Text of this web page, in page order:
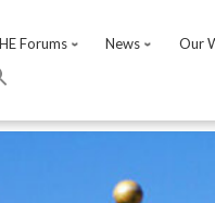
Forums News Our